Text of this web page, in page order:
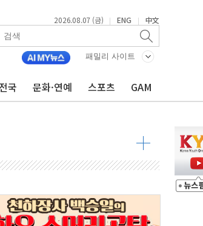
2026.08.07 (금) | ENG | 中文
패밀리 사이트
전국 문화·연예 스포츠 GAM
질환자 2872명
내부서 '총선·대선 직격탄' 우려
선포
…경찰, 현행범 체포
신속 보상 강화
선스 계약"